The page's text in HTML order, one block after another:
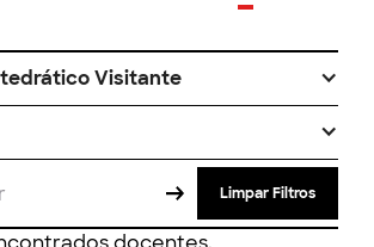
Visitante
Limpar Filtros